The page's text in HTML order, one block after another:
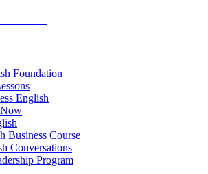
Foundation
English
Business Course
Conversations
Program